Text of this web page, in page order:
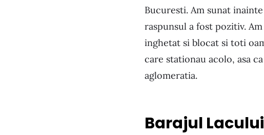
Bucuresti. Am sunat
raspunsul a fost pozitiv.
inghetat si blocat si toti
care stationau acolo, asa
aglomeratia.
Barajul